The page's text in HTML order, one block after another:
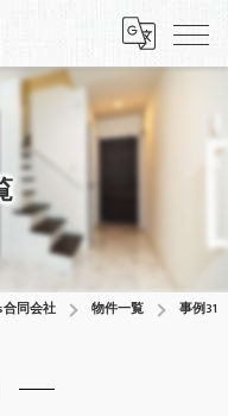
合同会社 物件一覧 事例31